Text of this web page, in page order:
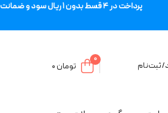
پرداخت در 4 قسط بدون 1 ریال سود و ضمانت
ثبت‌نام
0
تومان